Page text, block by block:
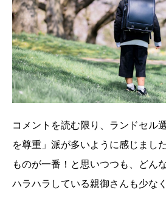
コメントを読む限り、ランドセル
を尊重」派が多いように感じまし
ものが一番！と思いつつも、どん
ハラハラしている親御さんも少な